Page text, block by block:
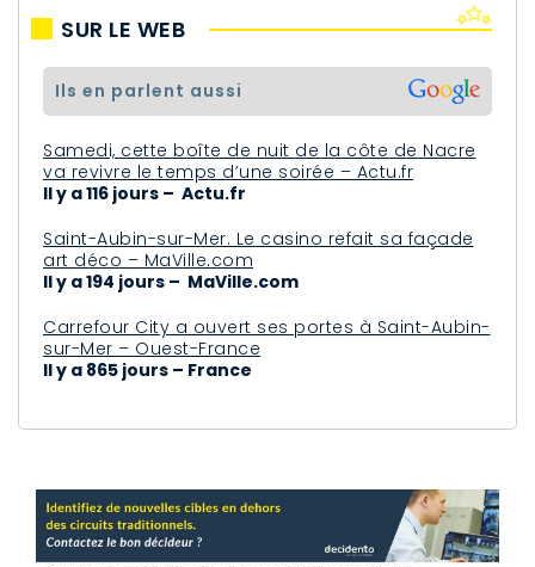
SUR LE WEB
ils en parlent aussi
Samedi, cette boîte de nuit de la côte de Nacre
va revivre le temps d’une soirée – Actu.fr
Il y a 116 jours – Actu.fr
Saint-Aubin-sur-Mer. Le casino refait sa façade
art déco – MaVille.com
Il y a 194 jours – MaVille.com
Carrefour City a ouvert ses portes à Saint-Aubin-
sur-Mer – Ouest-France
Il y a 865 jours – France